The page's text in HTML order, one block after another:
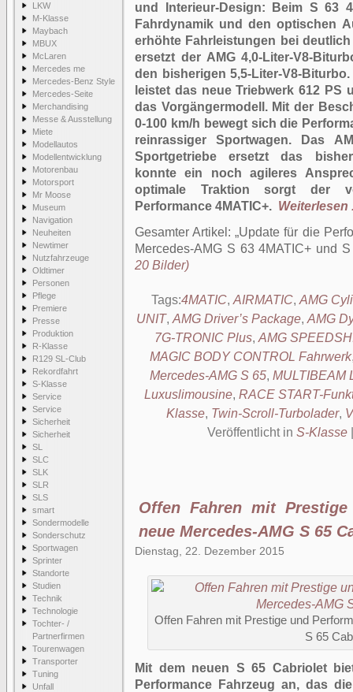
LKW
M-Klasse
Maybach
MBUX
McLaren
Mercedes me
Mercedes-Benz Style
Mercedes-Seite
Merchandising
Messe & Ausstellung
Miete
Modellautos
Modellentwicklung
Motorenbau
Motorsport
Mr Moose
Museum
Navigation
Neuheiten
Newtimer
Nutzfahrzeuge
Oldtimer
Personen
Pflege
Premiere
Presse
Produktion
R-Klasse
R129 SL-Club
Rekordfahrt
S-Klasse
Service
Service
Sicherheit
Sicherheit
SL
SLC
SLK
SLR
SLS
smart
Sondermodelle
Sonderschutz
Sportwagen
Sprinter
Standorte
Studien
Technik
Technologie
Tochter- /
Partnerfirmen
Tourenwagen
Transporter
Tuning
Unfall
und Interieur-Design: Beim S 63
Fahrdynamik und den optischen
erhöhte Fahrleistungen bei
ersetzt der AMG 4,0-Liter-V8-
den bisherigen 5,5-Liter-V8-
leistet das neue Triebwerk 612 PS
das Vorgängermodell. Mit der
0-100 km/h bewegt sich die
reinrassiger Sportwagen. Das
Sportgetriebe ersetzt das
konnte ein noch agileres
optimale Traktion sorgt der
Performance 4MATIC+. Weiterlesen
Gesamter Artikel: Update für die
Mercedes-AMG S 63 4MATIC+ und
20 Bilder)
Tags:4MATIC, AIRMATIC, AMG
UNIT, AMG Driver’s Package, AMG
7G-TRONIC Plus, AMG
MAGIC BODY CONTROL Fahrwerk
Mercedes-AMG S 65, MULTIBEAM
Luxuslimousine, RACE START-
Klasse, Twin-Scroll-Turbolader,
Veröffentlicht in S-Klasse
Offen Fahren mit
neue Mercedes-AMG S 65
Dienstag, 22. Dezember 2015
Offen Fahren mit Prestige und
S 65
Mit dem neuen S 65 Cabriolet
Performance Fahrzeug an, das